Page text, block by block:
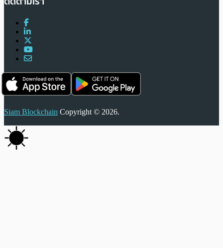
Siam Blockchain Copyright © 2026.